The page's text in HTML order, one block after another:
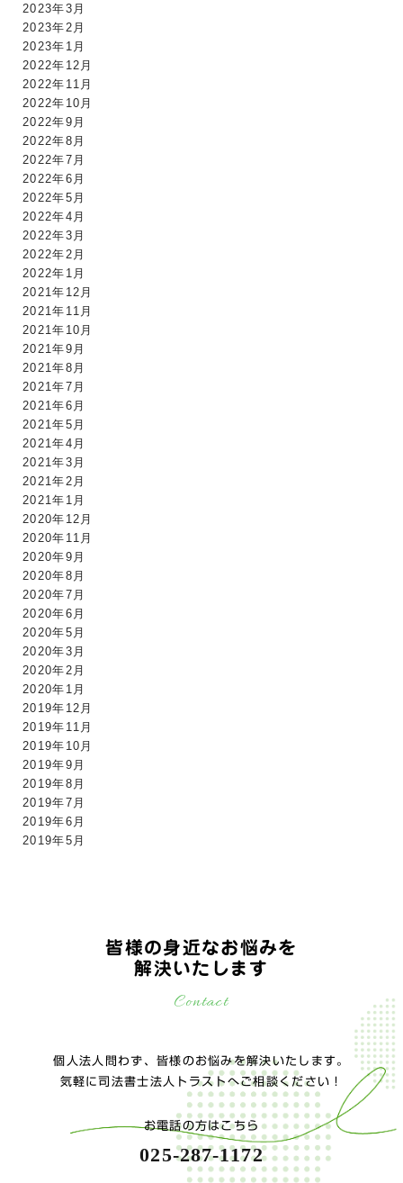
2023年3月
2023年2月
2023年1月
2022年12月
2022年11月
2022年10月
2022年9月
2022年8月
2022年7月
2022年6月
2022年5月
2022年4月
2022年3月
2022年2月
2022年1月
2021年12月
2021年11月
2021年10月
2021年9月
2021年8月
2021年7月
2021年6月
2021年5月
2021年4月
2021年3月
2021年2月
2021年1月
2020年12月
2020年11月
2020年9月
2020年8月
2020年7月
2020年6月
2020年5月
2020年3月
2020年2月
2020年1月
2019年12月
2019年11月
2019年10月
2019年9月
2019年8月
2019年7月
2019年6月
2019年5月
皆様の身近なお悩みを
解決いたします
Contact
個人法人問わず、皆様のお悩みを解決いたします。
気軽に司法書士法人トラストへご相談ください！
お電話の方はこちら
025-287-1172